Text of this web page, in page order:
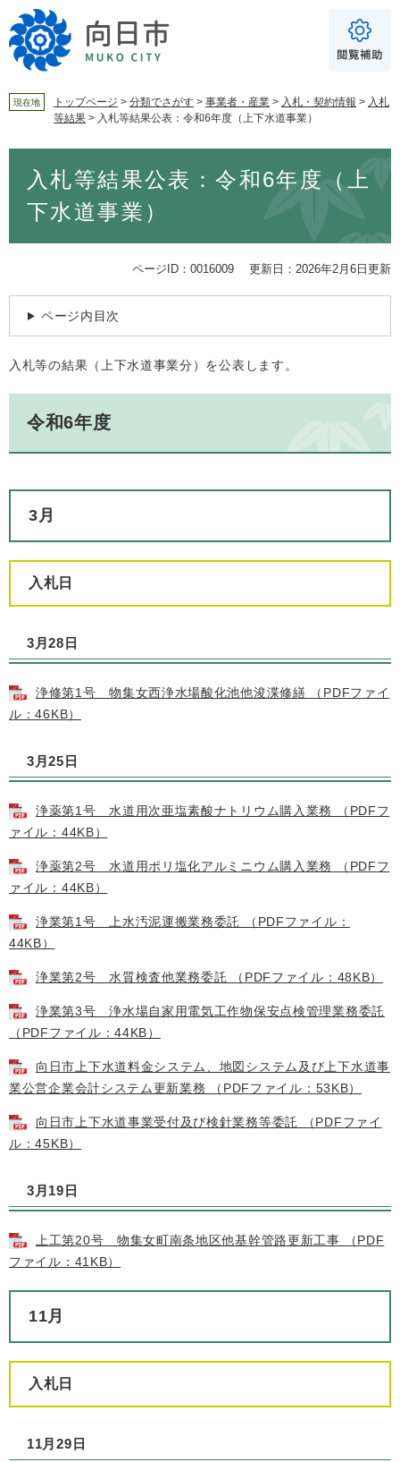
ー
ジ
ニ
ュ
For Foreigners
音声読み上げ
読み上げ 読み上げ設定
やさしい日本語
ふりがな
文字サイズ 標準 拡大
現在地 トップページ > 分類でさがす > 事業者・産業 > 入札・契約情報 > 入札
等結果 > ⼊札等結果公表：令和6年度（上下水道事業）
⼊札等結果公表：令和6年度（上
下水道事業）
ページID：0016009 更新日：2026年2月6日更新
ページ内目次
入札等の結果（上下水道事業分）を公表します。
令和6年度
3月
入札日
3月28日
浄修第1号 物集女西浄水場酸化池他浚渫修繕 （PDFファイ
ル：46KB）
3月25日
浄薬第1号 水道用次亜塩素酸ナトリウム購入業務 （PDFフ
ァイル：44KB）
浄薬第2号 水道用ポリ塩化アルミニウム購入業務 （PDFフ
ァイル：44KB）
浄業第1号 上水汚泥運搬業務委託 （PDFファイル：
44KB）
浄業第2号 水質検査他業務委託 （PDFファイル：48KB）
浄業第3号 浄水場自家用電気工作物保安点検管理業務委託
（PDFファイル：44KB）
向日市上下水道料金システム、地図システム及び上下水道事
業公営企業会計システム更新業務 （PDFファイル：53KB）
向日市上下水道事業受付及び検針業務等委託 （PDFファイ
ル：45KB）
3月19日
上工第20号 物集女町南条地区他基幹管路更新工事 （PDF
ファイル：41KB）
11月
入札日
11月29日